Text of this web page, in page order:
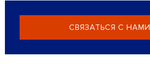
СВЯЗАТЬСЯ С НАМИ